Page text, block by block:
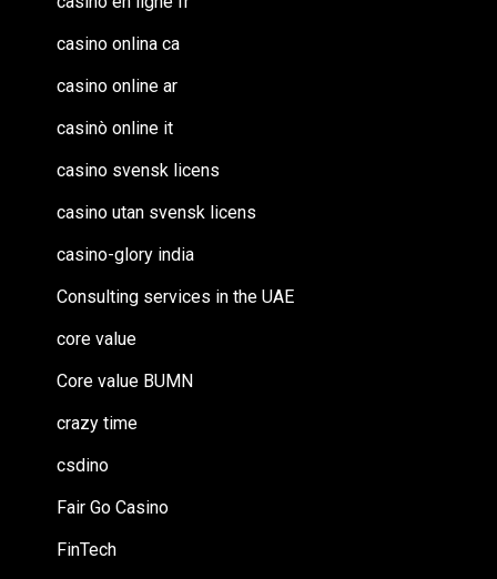
casino onlina ca
casino online ar
casinò online it
casino svensk licens
casino utan svensk licens
casino-glory india
Consulting services in the UAE
core value
Core value BUMN
crazy time
csdino
Fair Go Casino
FinTech